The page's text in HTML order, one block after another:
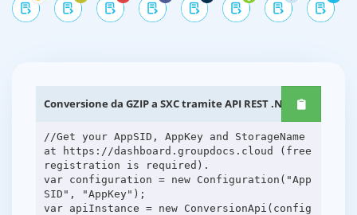
Conversione da GZIP a SXC tramite API REST .NET
//Get your AppSID, AppKey and StorageName
at https://dashboard.groupdocs.cloud (free
registration is required).
var configuration = new Configuration("App
SID", "AppKey");
var apiInstance = new ConversionApi(config